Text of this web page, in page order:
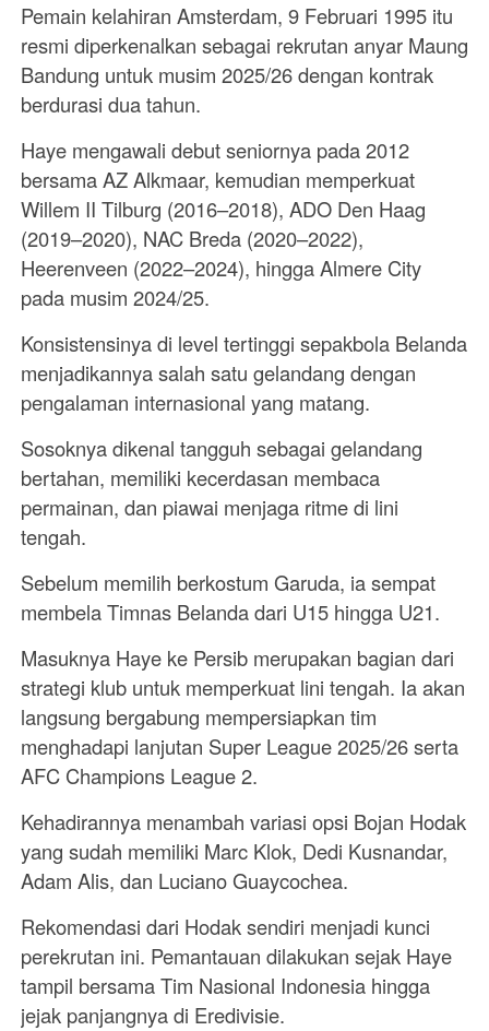
Pemain kelahiran Amsterdam, 9 Februari 1995 itu
resmi diperkenalkan sebagai rekrutan anyar Maung
Bandung untuk musim 2025/26 dengan kontrak
berdurasi dua tahun.
Haye mengawali debut seniornya pada 2012
bersama AZ Alkmaar, kemudian memperkuat
Willem II Tilburg (2016–2018), ADO Den Haag
(2019–2020), NAC Breda (2020–2022),
Heerenveen (2022–2024), hingga Almere City
pada musim 2024/25.
Konsistensinya di level tertinggi sepakbola Belanda
menjadikannya salah satu gelandang dengan
pengalaman internasional yang matang.
Sosoknya dikenal tangguh sebagai gelandang
bertahan, memiliki kecerdasan membaca
permainan, dan piawai menjaga ritme di lini
tengah.
Sebelum memilih berkostum Garuda, ia sempat
membela Timnas Belanda dari U15 hingga U21.
Masuknya Haye ke Persib merupakan bagian dari
strategi klub untuk memperkuat lini tengah. Ia akan
langsung bergabung mempersiapkan tim
menghadapi lanjutan Super League 2025/26 serta
AFC Champions League 2.
Kehadirannya menambah variasi opsi Bojan Hodak
yang sudah memiliki Marc Klok, Dedi Kusnandar,
Adam Alis, dan Luciano Guaycochea.
Rekomendasi dari Hodak sendiri menjadi kunci
perekrutan ini. Pemantauan dilakukan sejak Haye
tampil bersama Tim Nasional Indonesia hingga
jejak panjangnya di Eredivisie.